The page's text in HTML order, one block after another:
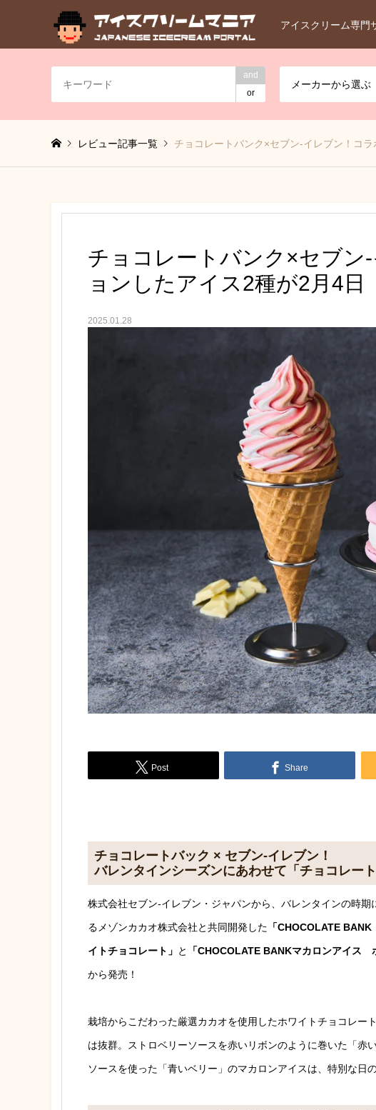
アイスクリーム専門
and
or
メーカーから選ぶ
レビュー記事一覧 チョコレートバンク×セブン-イレブン！コ
チョコレートバンク×セブン
ョンしたアイス2種が2月4日
2025.01.28
Post Share
チョコレートバック × セブン-イレブン！
バレンタインシーズンにあわせて「チョコレー
株式会社セブン‐イレブン・ジャパンから、バレンタインの時
るメゾンカカオ株式会社と共同開発した 「CHOCOLATE
イトチョコレート」 と 「CHOCOLATE BANKマカロンアイス
から発売！
栽培からこだわった厳選カカオを使用したホワイトチョコレー
は抜群。ストロベリーソースを赤いリボンのように巻いた「赤
ソースを使った「青いベリー」のマカロンアイスは、特別な日